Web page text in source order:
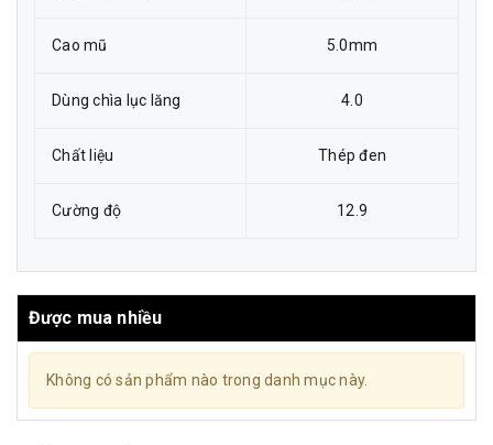
Cao mũ 5.0mm
Dùng chìa lục lăng 4.0
Chất liệu Thép đen
Cường độ 12.9
Được mua nhiều
Không có sản phẩm nào trong danh mục này.